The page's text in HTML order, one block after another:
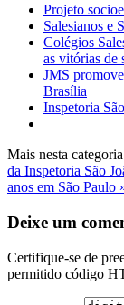
Projeto
Salesianos e
Colégios
as vitórias de
JMS
Brasília
Inspetoria
Mais nesta
da Inspetoria São
anos em São Paulo
Deixe um
Certifique-se de
permitido código